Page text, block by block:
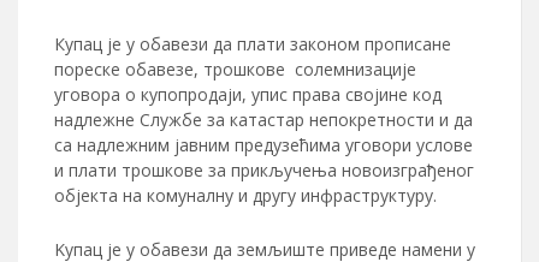
Купац је у обавези да плати законом прописане
пореске обавезе, трошкове солемнизације
уговора о купопродаји, упис права својине код
надлежне Службе за катастар непокретности и да
са надлежним јавним предузећима уговори услове
и плати трошкове за прикључења новоизграђеног
објекта на комуналну и другу инфраструктуру.
Kупац је у обавези да земљиште приведе намени у